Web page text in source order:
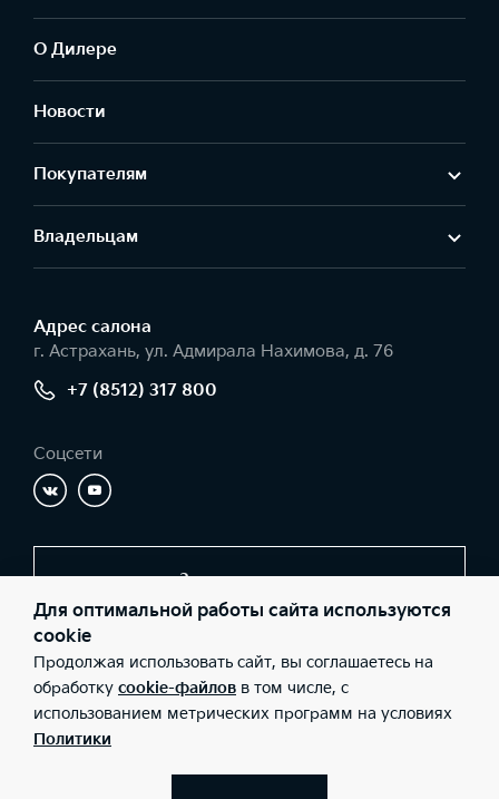
О Дилере
Новости
Покупателям
Владельцам
Адрес салонa
г. Астрахань, ул. Адмирала Нахимова, д. 76
+7 (8512) 317 800
Соцсети
Заказать звонок
© 2026 Юридические лица ООО «Молоток Авто» (Фактический
адрес: г. Астрахань, ул. Адмирала Нахимова, д. 76; Телефон: +7
(8512) 317 800; ИНН: 3016066443; ОГРН: 1113016002648), ООО
«Киа Россия и СНГ» (Фактический адрес: г.Москва, Валовая 26;
Телефон: 8 800 301 08 80; ИНН: 7728674093; ОГРН:
5087746291760) ведут деятельность на территории РФ в
Для оптимальной работы сайта используются
cookie
Продолжая использовать сайт, вы соглашаетесь на
обработку cookie-файлов в том числе, с
использованием метрических программ на условиях
Политики